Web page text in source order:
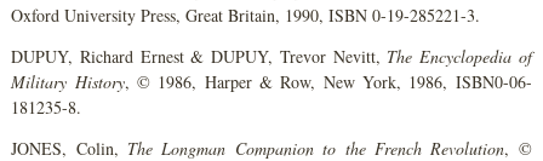
Oxford University Press, Great Britain, 1990, ISBN 0-19-285221-3.
DUPUY, Richard Ernest & DUPUY, Trevor Nevitt, The Encyclopedia of
Military History, © 1986, Harper & Row, New York, 1986, ISBN0-06-
181235-8.
JONES, Colin, The Longman Companion to the French Revolution, ©